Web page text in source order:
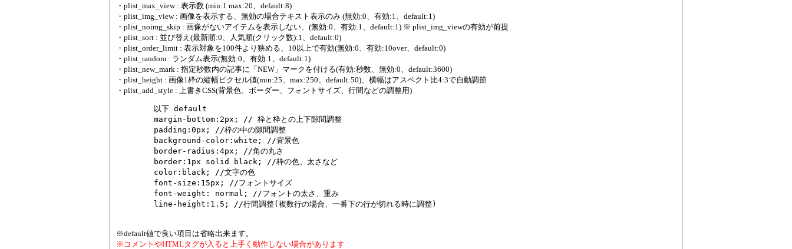
・plist_max_view : 表示数 (min:1 max:20、default:8)
・plist_img_view : 画像を表示する、無効の場合テキスト表示のみ (無効:0、有効:1、default:1)
・plist_noimg_skip : 画像がないアイテムを表示しない、(無効:0、有効:1、default:1) ※ plist_img_viewの有効が前提
・plist_sort : 並び替え(最新順:0、人気順(クリック数):1、default:0)
・plist_order_limit : 表示対象を100件より狭める、10以上で有効(無効:0、有効:10over、default:0)
・plist_random : ランダム表示(無効:0、有効:1、default:1)
・plist_new_mark : 指定秒数内の記事に「NEW」マークを付ける(有効:秒数、無効:0、default:3600)
・plist_height : 画像1枠の縦幅ピクセル値(min:25、max:250、default:50)、横幅はアスペクト比4:3で自動調節
・plist_add_style : 上書きCSS(背景色、ボーダー、フォントサイズ、行間などの調整用)
※default値で良い項目は省略出来ます。
※コメントやHTMLタグが入ると上手く動作しない場合があります